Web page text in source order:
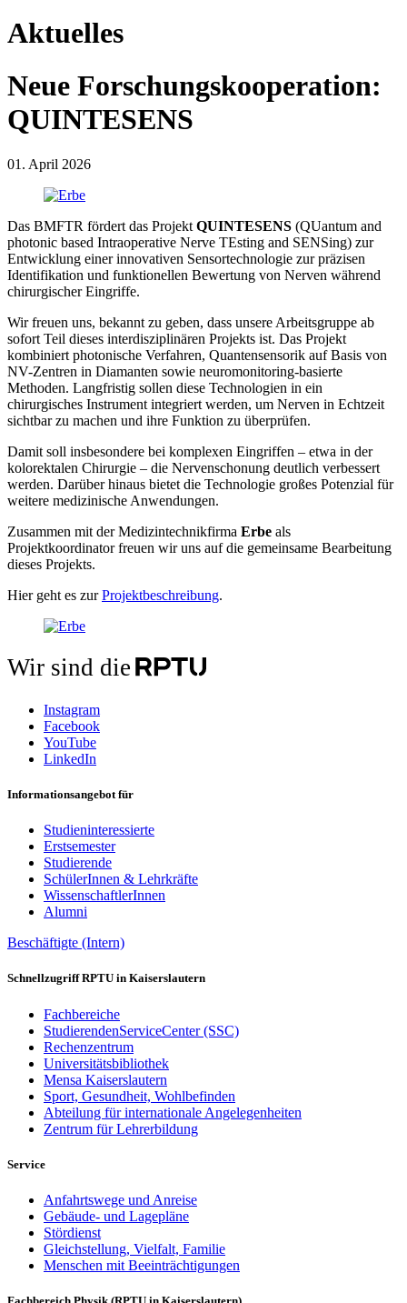
Aktuelles
Neue Forschungskooperation:
QUINTESENS
01. April 2026
Das BMFTR fördert das Projekt QUINTESENS (QUantum and
photonic based Intraoperative Nerve TEsting and SENSing) zur
Entwicklung einer innovativen Sensortechnologie zur präzisen
Identifikation und funktionellen Bewertung von Nerven während
chirurgischer Eingriffe.
Wir freuen uns, bekannt zu geben, dass unsere Arbeitsgruppe ab
sofort Teil dieses interdisziplinären Projekts ist. Das Projekt
kombiniert photonische Verfahren, Quantensensorik auf Basis von
NV-Zentren in Diamanten sowie neuromonitoring-basierte
Methoden. Langfristig sollen diese Technologien in ein
chirurgisches Instrument integriert werden, um Nerven in Echtzeit
sichtbar zu machen und ihre Funktion zu überprüfen.
Damit soll insbesondere bei komplexen Eingriffen – etwa in der
kolorektalen Chirurgie – die Nervenschonung deutlich verbessert
werden. Darüber hinaus bietet die Technologie großes Potenzial für
weitere medizinische Anwendungen.
Zusammen mit der Medizintechnikfirma Erbe als
Projektkoordinator freuen wir uns auf die gemeinsame Bearbeitung
dieses Projekts.
Hier geht es zurProjektbeschreibung.
Wir sind die
Instagram
Facebook
YouTube
LinkedIn
Informationsangebot für
Studieninteressierte
Erstsemester
Studierende
SchülerInnen & Lehrkräfte
WissenschaftlerInnen
Alumni
Beschäftigte (Intern)
Schnellzugriff RPTU in Kaiserslautern
Fachbereiche
StudierendenServiceCenter (SSC)
Rechenzentrum
Universitätsbibliothek
Mensa Kaiserslautern
Sport, Gesundheit, Wohlbefinden
Abteilung für internationale Angelegenheiten
Zentrum für Lehrerbildung
Service
Anfahrtswege und Anreise
Gebäude- und Lagepläne
Stördienst
Gleichstellung, Vielfalt, Familie
Menschen mit Beeinträchtigungen